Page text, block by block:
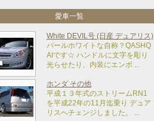
愛車一覧
White DEVIL号 (日産 デュアリス)
パールホワイトな自称？QASHQ
AIです☆ ハンドルに文字を彫り
光らせたり、内装にエンボ ...
ホンダ その他
平成１３年式のストリームRN1
を平成22年の11月迄乗り デュア
リスへチェンジしました。 ...